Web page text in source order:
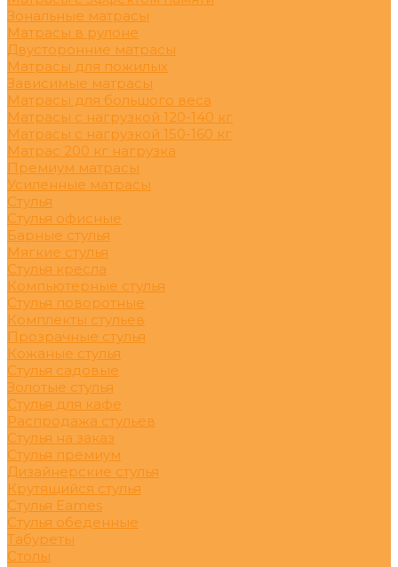
Зональные матрасы
Матрасы в рулоне
Двусторонние матрасы
Матрасы для пожилых
Зависимые матрасы
Матрасы для большого веса
Матрасы с нагрузкой 120-140 кг
Матрасы с нагрузкой 150-160 кг
Матрас 200 кг нагрузка
Премиум матрасы
Усиленные матрасы
Стулья
Стулья офисные
Барные стулья
Мягкие стулья
Стулья кресла
Компьютерные стулья
Стулья поворотные
Комплекты стульев
Прозрачные стулья
Кожаные стулья
Стулья садовые
Золотые стулья
Стулья для кафе
Распродажа стульев
Стулья на заказ
Стулья премиум
Дизайнерские стулья
Крутящийся стулья
Стулья Eames
Стулья обеденные
Табуреты
Столы